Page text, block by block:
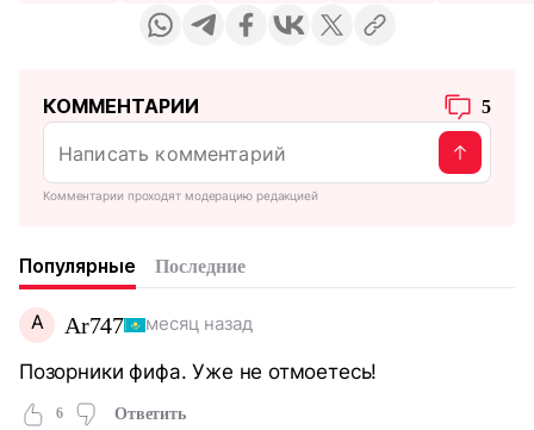
КОММЕНТАРИИ 5
Комментарии проходят модерацию редакцией
Популярные Последние
A Ar747 месяц назад
Позорники фифа. Уже не отмоетесь!
6 Ответить